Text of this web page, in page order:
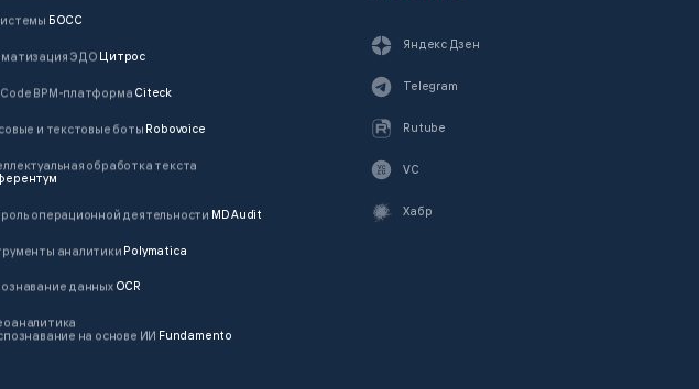
БОСС
ЭДО Цитрос
BPM-платформа Citeck
и текстовые боты Robovoice
обработка текста
операционной деятельности MD Audit
аналитики Polymatica
данныхOCR
на основе ИИ Fundamento
Яндекс Дзен
Telegram
Rutube
VC
Хабр